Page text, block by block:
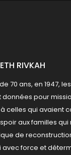
RIVKAH
70 ans, en 1947,
données pour
celles qui avaient
aux familles qui
de
avec force et